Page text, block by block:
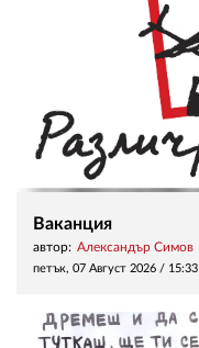
Ваканция
автор: Александър Симов
петък, 07 Август 2026 / 15:33